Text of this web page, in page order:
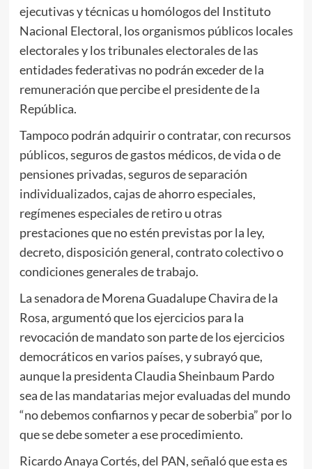
ejecutivas y técnicas u homólogos del Instituto
Nacional Electoral, los organismos públicos locales
electorales y los tribunales electorales de las
entidades federativas no podrán exceder de la
remuneración que percibe el presidente de la
República.
Tampoco podrán adquirir o contratar, con recursos
públicos, seguros de gastos médicos, de vida o de
pensiones privadas, seguros de separación
individualizados, cajas de ahorro especiales,
regímenes especiales de retiro u otras
prestaciones que no estén previstas por la ley,
decreto, disposición general, contrato colectivo o
condiciones generales de trabajo.
La senadora de Morena Guadalupe Chavira de la
Rosa, argumentó que los ejercicios para la
revocación de mandato son parte de los ejercicios
democráticos en varios países, y subrayó que,
aunque la presidenta Claudia Sheinbaum Pardo
sea de las mandatarias mejor evaluadas del mundo
“no debemos confiarnos y pecar de soberbia” por lo
que se debe someter a ese procedimiento.
Ricardo Anaya Cortés, del PAN, señaló que esta es